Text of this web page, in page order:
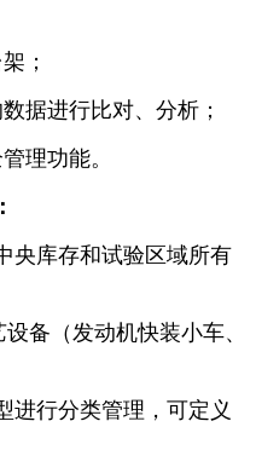
；
据进行比对、分析；
理功能。
央库存和试验区域所有
备（发动机快装小车、
进行分类管理，可定义